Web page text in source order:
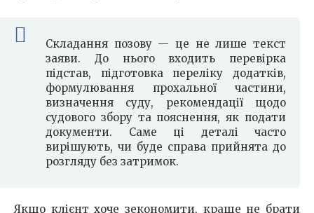
Складання позову — це не лише текст
заяви. До нього входить перевірка
підстав, підготовка переліку додатків,
формулювання прохальної частини,
визначення суду, рекомендації щодо
судового збору та пояснення, як подати
документи. Саме ці деталі часто
вирішують, чи буде справа прийнята до
розгляду без затримок.
Якщо клієнт хоче зекономити, краще не брати